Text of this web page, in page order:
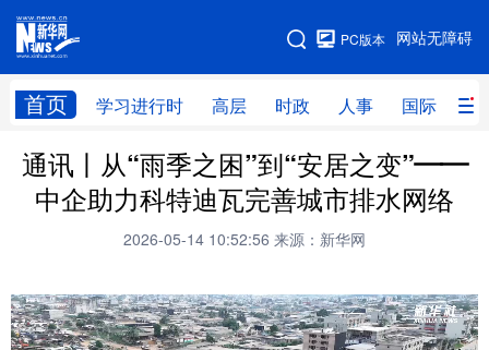
网站无障碍
PC版本
首页 学习进行时 高层 时政 人事 国际 财
网站地图
学习进行时 高层 时政 人事
国际 财经 网评 港澳
科技 科创 量子 体育
通讯丨从“雨季之困”到“安居之变”——
中企助力科特迪瓦完善城市排水网络
2026-05-14 10:52:56 来源：新华网